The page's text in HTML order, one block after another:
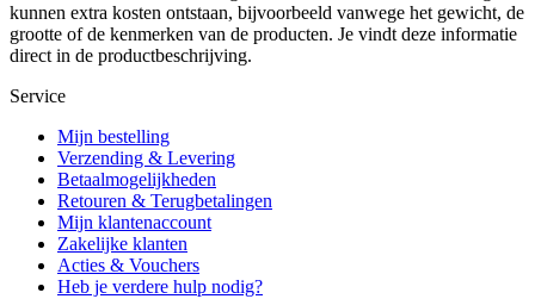
kunnen extra kosten ontstaan, bijvoorbeeld vanwege het gewicht, de
grootte of de kenmerken van de producten. Je vindt deze informatie
direct in de productbeschrijving.
Service
Mijn bestelling
Verzending & Levering
Betaalmogelijkheden
Retouren & Terugbetalingen
Mijn klantenaccount
Zakelijke klanten
Acties & Vouchers
Heb je verdere hulp nodig?